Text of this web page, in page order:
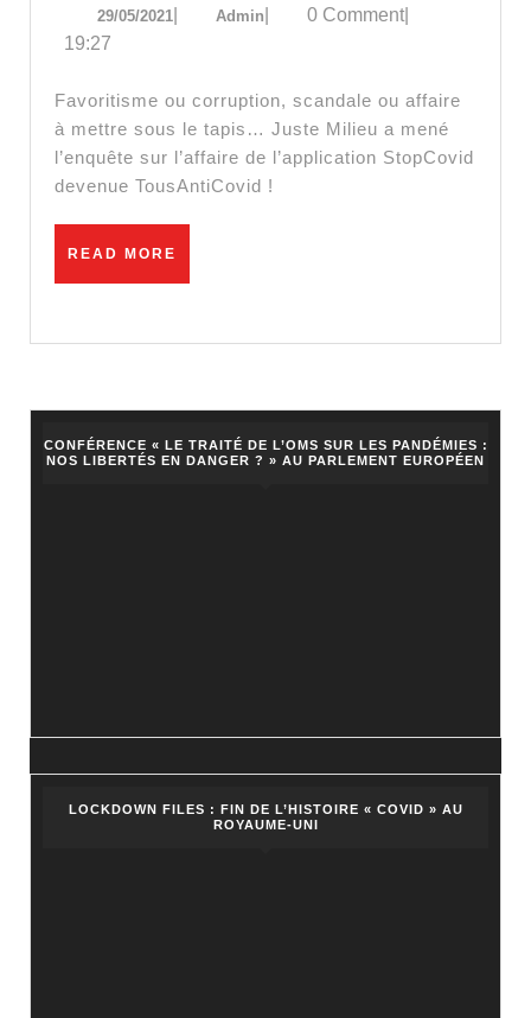
Véran,
et
favoritisme
29/05/202129/05/2021
AdminAdmin0 Comment
19:27
Favoritisme ou corruption, scandale ou affaire
à mettre sous le tapis… Juste Milieu a mené
l’enquête sur l’affaire de l’application StopCovid
devenue TousAntiCovid !
READ MORE
CONFÉRENCE « LE TRAITÉ DE L’OMS SUR LES PANDÉMIES :
NOS LIBERTÉS EN DANGER ? » AU PARLEMENT EUROPÉEN
LOCKDOWN FILES : FIN DE L’HISTOIRE « COVID » AU
ROYAUME-UNI